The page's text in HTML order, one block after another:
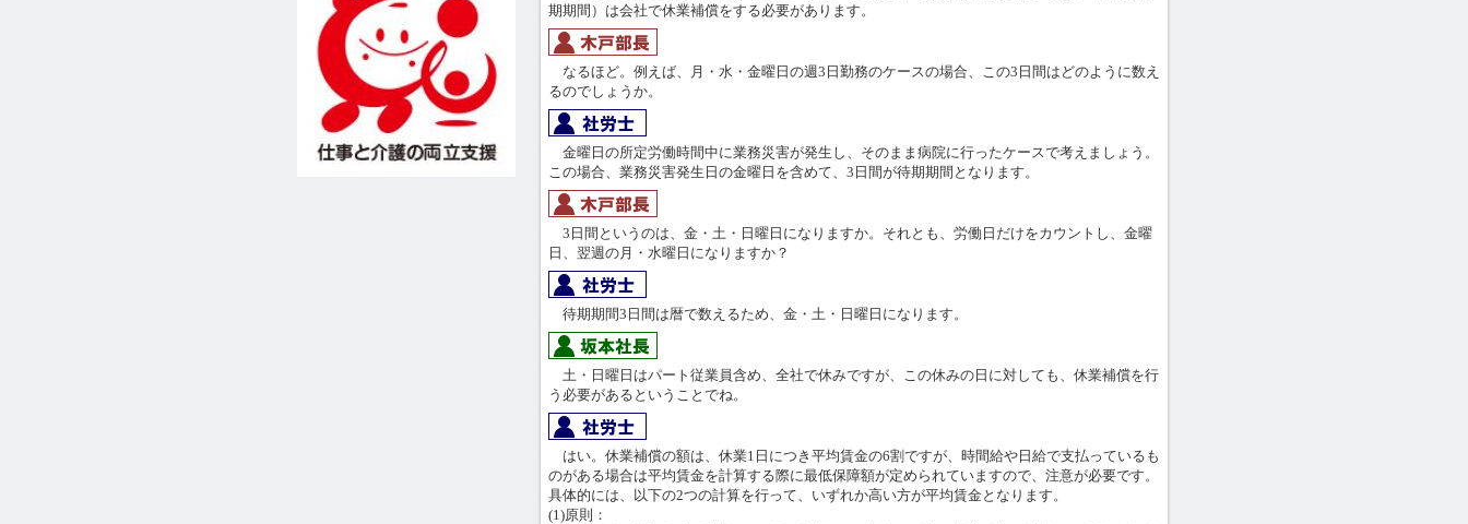
期期間）は会社で休業補償をする必要があります。
なるほど。例えば、月・水・金曜日の週3日勤務のケースの場合、この3日間はどのように数え
るのでしょうか。
金曜日の所定労働時間中に業務災害が発生し、そのまま病院に行ったケースで考えましょう。
この場合、業務災害発生日の金曜日を含めて、3日間が待期期間となります。
3日間というのは、金・土・日曜日になりますか。それとも、労働日だけをカウントし、金曜
日、翌週の月・水曜日になりますか？
待期期間3日間は暦で数えるため、金・土・日曜日になります。
土・日曜日はパート従業員含め、全社で休みですが、この休みの日に対しても、休業補償を行
う必要があるということでね。
はい。休業補償の額は、休業1日につき平均賃金の6割ですが、時間給や日給で支払っているも
のがある場合は平均賃金を計算する際に最低保障額が定められていますので、注意が必要です。
具体的には、以下の2つの計算を行って、いずれか高い方が平均賃金となります。
(1)原則：